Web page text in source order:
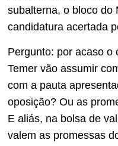
subalterna, o bloco do
candidatura acertada
Pergunto: por acaso o
Temer vão assumir
com a pauta
oposição? Ou as
E aliás, na bolsa de
valem as promessas